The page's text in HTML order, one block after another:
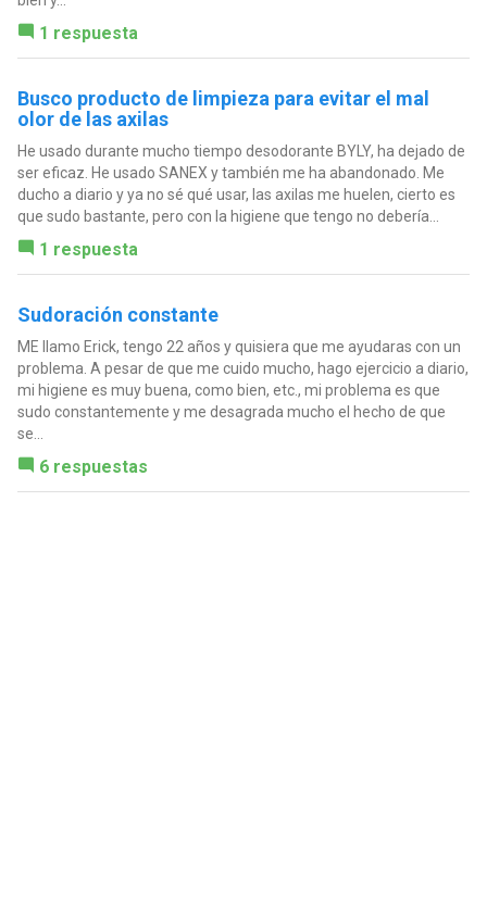
1 respuesta
Busco producto de limpieza para evitar el mal
olor de las axilas
He usado durante mucho tiempo desodorante BYLY, ha dejado de
ser eficaz. He usado SANEX y también me ha abandonado. Me
ducho a diario y ya no sé qué usar, las axilas me huelen, cierto es
que sudo bastante, pero con la higiene que tengo no debería...
1 respuesta
Sudoración constante
ME llamo Erick, tengo 22 años y quisiera que me ayudaras con un
problema. A pesar de que me cuido mucho, hago ejercicio a diario,
mi higiene es muy buena, como bien, etc., mi problema es que
sudo constantemente y me desagrada mucho el hecho de que
se...
6 respuestas